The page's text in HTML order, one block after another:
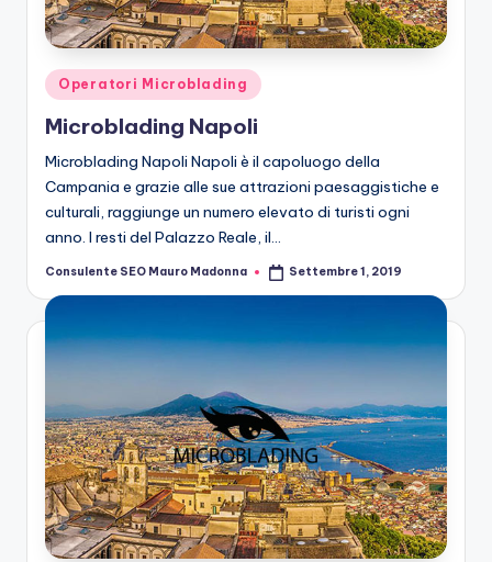
g
M
ic
o
b
n
di
n
g
M
ic
r
o
Posted
in
Operatori Microblading
Microblading Napoli
Microblading Napoli Napoli è il capoluogo della
Campania e grazie alle sue attrazioni paesaggistiche e
culturali, raggiunge un numero elevato di turisti ogni
anno. I resti del Palazzo Reale, il…
Posted
Consulente SEO Mauro Madonna Settembre 1, 2019